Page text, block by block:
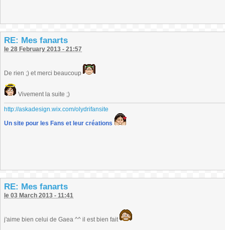
RE: Mes fanarts
le 28 February 2013 - 21:57
De rien ;) et merci beaucoup
Vivement la suite ;)
http://askadesign.wix.com/olydrifansite
Un site pour les Fans et leur créations
RE: Mes fanarts
le 03 March 2013 - 11:41
j'aime bien celui de Gaea ^^ il est bien fait